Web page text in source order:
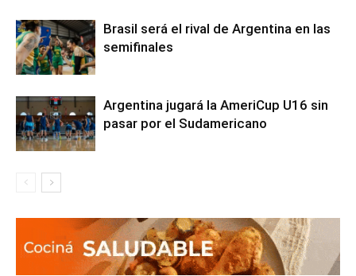
Brasil será el rival de Argentina en las
semifinales
Argentina jugará la AmeriCup U16 sin
pasar por el Sudamericano